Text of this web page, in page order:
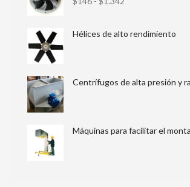
Hélices de alto rendimiento
Centrífugos de alta presión y
Máquinas para facilitar el